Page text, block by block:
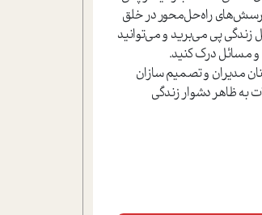
پرسش‌های راه‌حل‌محور در خلق
زندگی پی می‌برید و می‌توانید
و مسائل درک کنید.
مدیران و تصمیم سازان
به ظاهر دشوار زندگی